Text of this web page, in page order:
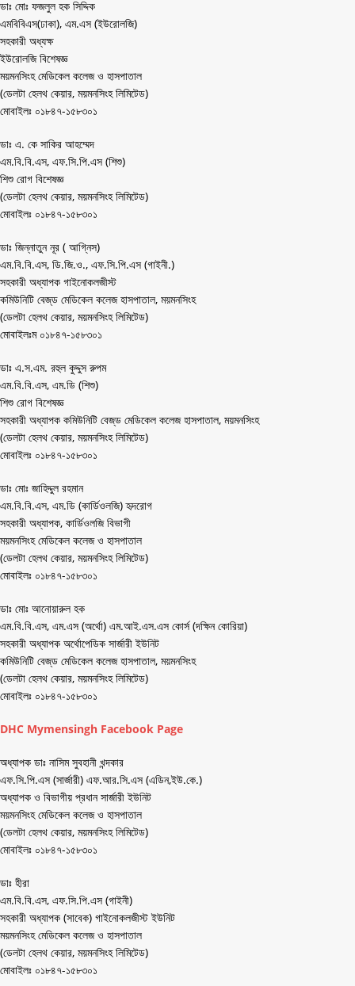
ডাঃ মোঃ ফজলুল হক সিদ্দিক
এমবিবিএস(ঢাকা), এম.এস (ইউরোলজি)
সহকারী অধ্যক্ষ
ইউরোলজি বিশেষজ্ঞ
ময়মনসিংহ মেডিকেল কলেজ ও হাসপাতাল
(ডেলটা হেলথ কেয়ার, ময়মনসিংহ লিমিটেড)
মোবাইলঃ ০১৮৪৭-১৫৮৩০১
ডাঃ এ. কে সাকির আহম্মেদ
এম.বি.বি.এস, এফ.সি.পি.এস (শিশু)
শিশু রোগ বিশেষজ্ঞ
(ডেলটা হেলথ কেয়ার, ময়মনসিংহ লিমিটেড)
মোবাইলঃ ০১৮৪৭-১৫৮৩০১
ডাঃ জিন্নাতুন নূর ( আগ্নিস)
এম.বি.বি.এস, ডি.জি.ও., এফ.সি.পি.এস (গাইনী.)
সহকারী অধ্যাপক গাইনোকলজীস্ট
কমিউনিটি বেজ্‌ড মেডিকেল কলেজ হাসপাতাল, ময়মনসিংহ
(ডেলটা হেলথ কেয়ার, ময়মনসিংহ লিমিটেড)
মোবাইলঃম ০১৮৪৭-১৫৮৩০১
ডাঃ এ.স.এম. রহুল কুদ্দুস রুপম
এম.বি.বি.এস, এম.ডি (শিশু)
শিশু রোগ বিশেষজ্ঞ
সহকারী অধ্যাপক কমিউনিটি বেজ্‌ড মেডিকেল কলেজ হাসপাতাল, ময়মনসিংহ
(ডেলটা হেলথ কেয়ার, ময়মনসিংহ লিমিটেড)
মোবাইলঃ ০১৮৪৭-১৫৮৩০১
ডাঃ মোঃ জাহিদ্দুল রহমান
এম.বি.বি.এস, এম.ডি (কার্ডিওলজি) হৃদরোগ
সহকারী অধ্যাপক, কার্ডিওলজি বিভাগী
ময়মনসিংহ মেডিকেল কলেজ ও হাসপাতাল
(ডেলটা হেলথ কেয়ার, ময়মনসিংহ লিমিটেড)
মোবাইলঃ ০১৮৪৭-১৫৮৩০১
ডাঃ মোঃ আনোয়ারুল হক
এম.বি.বি.এস, এম.এস (অর্থো) এম.আই.এস.এস কোর্স (দক্ষিন কোরিয়া)
সহকারী অধ্যাপক অর্থোপেডিক সার্জারী ইউনিট
কমিউনিটি বেজ্‌ড মেডিকেল কলেজ হাসপাতাল, ময়মনসিংহ
(ডেলটা হেলথ কেয়ার, ময়মনসিংহ লিমিটেড)
মোবাইলঃ ০১৮৪৭-১৫৮৩০১
DHC Mymensingh Facebook Page
অধ্যাপক ডাঃ নাসিম সুবহানী খন্দকার
এফ.সি.পি.এস (সার্জারী) এফ.আর.সি.এস (এডিন,ইউ.কে.)
অধ্যাপক ও বিভাগীয় প্রধান সার্জারী ইউনিট
ময়মনসিংহ মেডিকেল কলেজ ও হাসপাতাল
(ডেলটা হেলথ কেয়ার, ময়মনসিংহ লিমিটেড)
মোবাইলঃ ০১৮৪৭-১৫৮৩০১
ডাঃ হীরা
এম.বি.বি.এস, এফ.সি.পি.এস (গাইনী)
সহকারী অধ্যাপক (সাবেক) গাইনোকলজীস্ট ইউনিট
ময়মনসিংহ মেডিকেল কলেজ ও হাসপাতাল
(ডেলটা হেলথ কেয়ার, ময়মনসিংহ লিমিটেড)
মোবাইলঃ ০১৮৪৭-১৫৮৩০১